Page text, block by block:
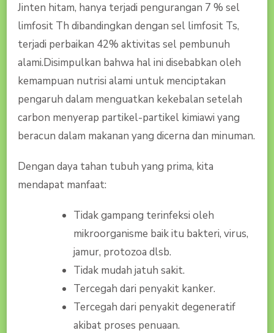
Jinten hitam, hanya terjadi pengurangan 7 % sel
limfosit Th dibandingkan dengan sel limfosit Ts,
terjadi perbaikan 42% aktivitas sel pembunuh
alami.Disimpulkan bahwa hal ini disebabkan oleh
kemampuan nutrisi alami untuk menciptakan
pengaruh dalam menguatkan kekebalan setelah
carbon menyerap partikel-partikel kimiawi yang
beracun dalam makanan yang dicerna dan minuman.
Dengan daya tahan tubuh yang prima, kita
mendapat manfaat:
Tidak gampang terinfeksi oleh
mikroorganisme baik itu bakteri, virus,
jamur, protozoa dlsb.
Tidak mudah jatuh sakit.
Tercegah dari penyakit kanker.
Tercegah dari penyakit degeneratif
akibat proses penuaan.